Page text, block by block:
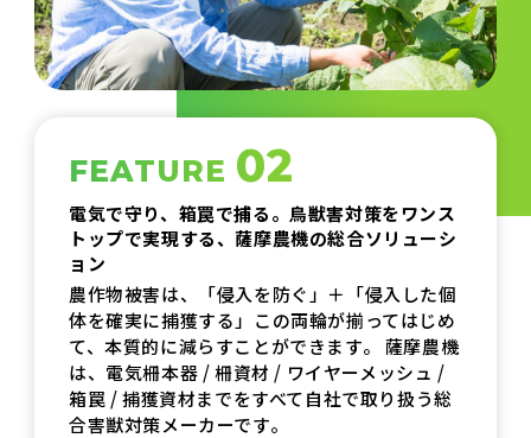
FEATURE 02
電気で守り、箱罠で捕る。鳥獣害対策をワンス
トップで実現する、薩摩農機の総合ソリューシ
ョン
農作物被害は、「侵入を防ぐ」＋「侵入した個
体を確実に捕獲する」この両輪が揃ってはじめ
て、本質的に減らすことができます。
薩摩農機
は、電気柵本器 / 柵資材 / ワイヤーメッシュ /
箱罠 / 捕獲資材までをすべて自社で取り扱う総
合害獣対策メーカーです。